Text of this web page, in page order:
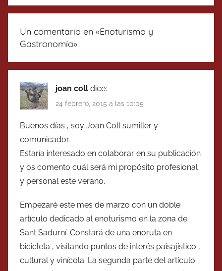
Un comentario en «Enoturismo y
Gastronomía»
joan coll dice:
24 febrero, 2015 a las 10:05
Buenos días , soy Joan Coll sumiller y
comunicador.
Estaría interesado en colaborar en su publicación
y os comento cuál será mi propósito profesional
y personal este verano.
Empezaré este mes de marzo con un doble
artículo dedicado al enoturismo en la zona de
Sant Sadurní. Constará de una enoruta en
bicicleta , visitando puntos de interés paisajístico ,
cultural y vinícola. La segunda parte del artículo